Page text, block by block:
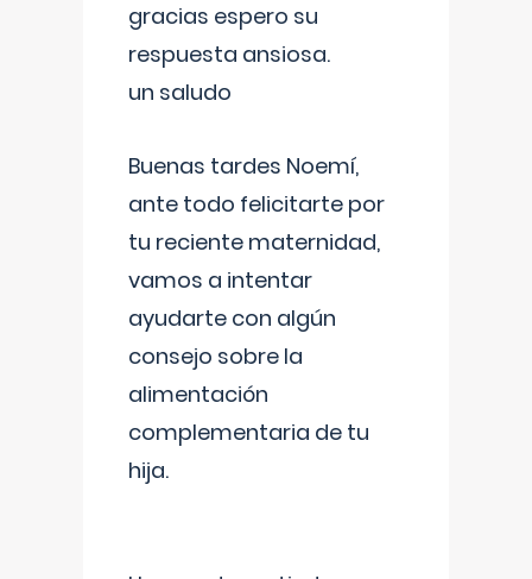
gracias espero su
respuesta ansiosa.
un saludo
Buenas tardes Noemí,
ante todo felicitarte por
tu reciente maternidad,
vamos a intentar
ayudarte con algún
consejo sobre la
alimentación
complementaria de tu
hija.